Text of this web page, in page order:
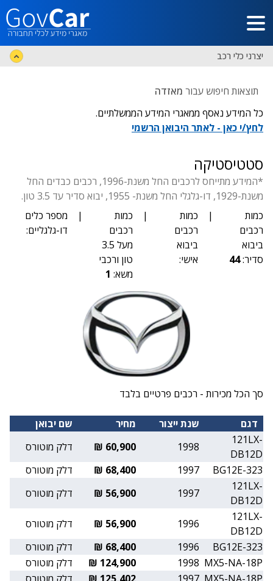
דלג לתוכן הראשי
יצרני כלי רכב
תוצאות חיפוש עבור מאזדה
כל המידע נאסף ממאגרי המידע הממשלתיים.
לחץ/י כאן - לאתר היבואן הרשמי
סטטיסטיקה
*המידע מתייחס לרכבים החל משנת-1996, רכבים כבדים החל
משנת-1929, דו-גלגלי החל משנת- 1955, יבוא סדיר עד 3.5 טון.
כמות
רכבים
ביבוא
סדיר:44
|
כמות
רכבים
ביבוא
אישי:
|
כמות
רכבים
מעל 3.5
טון ורכבי
משא: 1
|
מספר כלים
דו-גלגליים:
סך הכל מכירות - רכבים פרטיים בלבד
דגם שנת ייצור מחיר
שם יבואן
121LX-
DB12D
1998
60,900 ₪
דלק מוטורס
323-BG12E
1997
68,400 ₪
דלק מוטורס
121LX-
DB12D
1997
56,900 ₪
דלק מוטורס
121LX-
DB12D
1996
56,900 ₪
דלק מוטורס
323-BG12E
1996
68,400 ₪
דלק מוטורס
MX5-NA-18P
1998
124,900 ₪
דלק מוטורס